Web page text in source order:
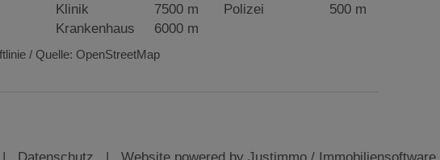
Klinik
7500 m
Krankenhaus
6000 m
Polizei
500 m
/ Quelle: OpenStreetMap
Datenschutz | Website powered by Justimmo /